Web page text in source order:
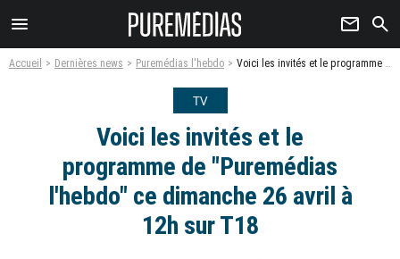
menu newsletter search
Accueil Dernières news Puremédias l'hebdo Voici les invités et le programme de "Puremédias l'hebdo" ce dimanche 26 avril à 12h sur T18
TV
Voici les invités et le
programme de "Puremédias
l'hebdo" ce dimanche 26 avril à
12h sur T18